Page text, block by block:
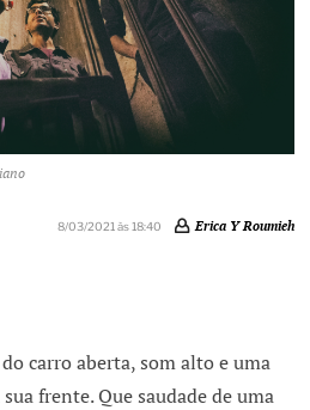
8/03/2021 às 18:40 Erica Y Roumieh
carro aberta, som alto e uma
frente. Que saudade de uma